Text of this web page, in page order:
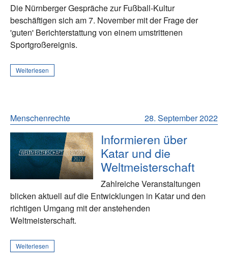
Die Nürnberger Gespräche zur Fußball-Kultur
beschäftigen sich am 7. November mit der Frage der
'guten' Berichterstattung von einem umstrittenen
Sportgroßereignis.
Weiterlesen
28. September 2022
Menschenrechte
Informieren über
Katar und die
Weltmeisterschaft
Zahlreiche Veranstaltungen
blicken aktuell auf die Entwicklungen in Katar und den
richtigen Umgang mit der anstehenden
Weltmeisterschaft.
Weiterlesen